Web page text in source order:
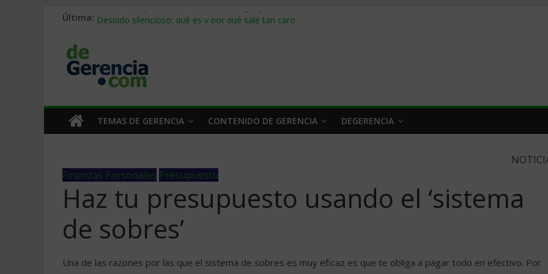
Última: Stablecoins para empresas: cómo pagar y cobrar en 2026
Trabajo forzoso en la cadena de suministro: qué hacer
Mercado hispano de EE. UU.: cómo segmentarlo y venderle
TEMAS DE GERENCIA CONTENIDO DE GERENCIA DEGERENCIA
Finanzas Personales Presupuesto
Haz tu presupuesto usando el ‘sistema
de sobres’
Una de las razones por las que el sistema de sobres es muy eficaz es que te obliga a pagar todo en efectivo. Por